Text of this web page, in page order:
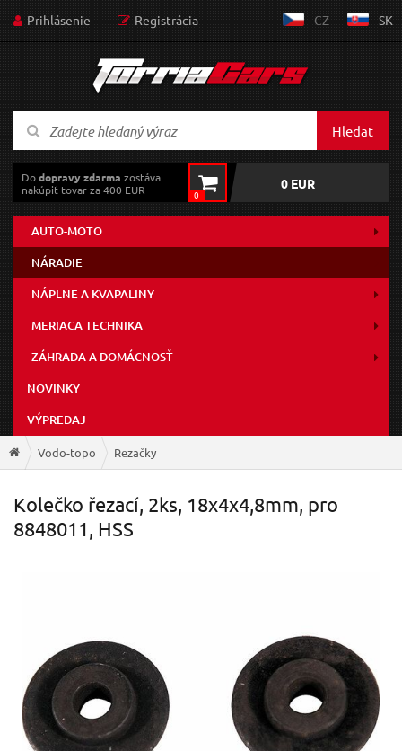
Prihlásenie Registrácia CZ SK
Hledat
Dodopravy zdarma zostáva
nakúpiť tovar za 400 EUR
0
0 EUR
AUTO-MOTO
NÁRADIE
NÁPLNE A KVAPALINY
MERIACA TECHNIKA
ZÁHRADA A DOMÁCNOSŤ
NOVINKY
VÝPREDAJ
Vodo-topo Rezačky
Kolečko řezací, 2ks, 18x4x4,8mm, pro
8848011, HSS